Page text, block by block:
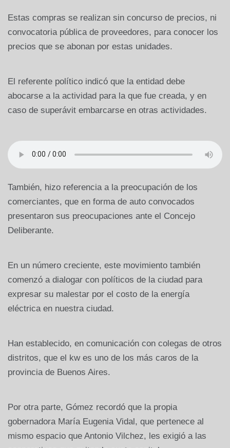
Estas compras se realizan sin concurso de precios, ni
convocatoria pública de proveedores, para conocer los
precios que se abonan por estas unidades.
El referente político indicó que la entidad debe
abocarse a la actividad para la que fue creada, y en
caso de superávit embarcarse en otras actividades.
También, hizo referencia a la preocupación de los
comerciantes, que en forma de auto convocados
presentaron sus preocupaciones ante el Concejo
Deliberante.
En un número creciente, este movimiento también
comenzó a dialogar con políticos de la ciudad para
expresar su malestar por el costo de la energía
eléctrica en nuestra ciudad.
Han establecido, en comunicación con colegas de otros
distritos, que el kw es uno de los más caros de la
provincia de Buenos Aires.
Por otra parte, Gómez recordó que la propia
gobernadora María Eugenia Vidal, que pertenece al
mismo espacio que Antonio Vilchez, les exigió a las